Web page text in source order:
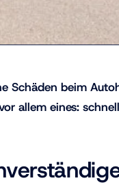
Schäden beim
allem eines: